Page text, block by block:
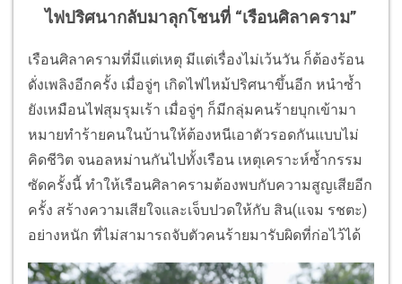
ไฟปริศนากลับมาลุกโชนที่ “เรือนศิลาคราม”
เรือนศิลาครามที่มีแต่เหตุ มีแต่เรื่องไม่เว้นวัน ก็ต้องร้อน
ดั่งเพลิงอีกครั้ง เมื่อจู่ๆ เกิดไฟไหม้ปริศนาขึ้นอีก หนำซ้ำ
ยังเหมือนไฟสุมรุมเร้า เมื่อจู่ๆ ก็มีกลุ่มคนร้ายบุกเข้ามา
หมายทำร้ายคนในบ้านให้ต้องหนีเอาตัวรอดกันแบบไม่
คิดชีวิต จนอลหม่านกันไปทั้งเรือน เหตุเคราะห์ซ้ำกรรม
ซัดครั้งนี้ ทำให้เรือนศิลาครามต้องพบกับความสูญเสียอีก
ครั้ง สร้างความเสียใจและเจ็บปวดให้กับ สิน(แจม รชตะ)
อย่างหนัก ที่ไม่สามารถจับตัวคนร้ายมารับผิดที่ก่อไว้ได้